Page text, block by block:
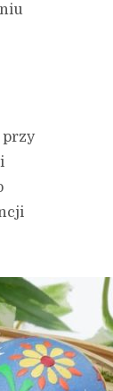
przy